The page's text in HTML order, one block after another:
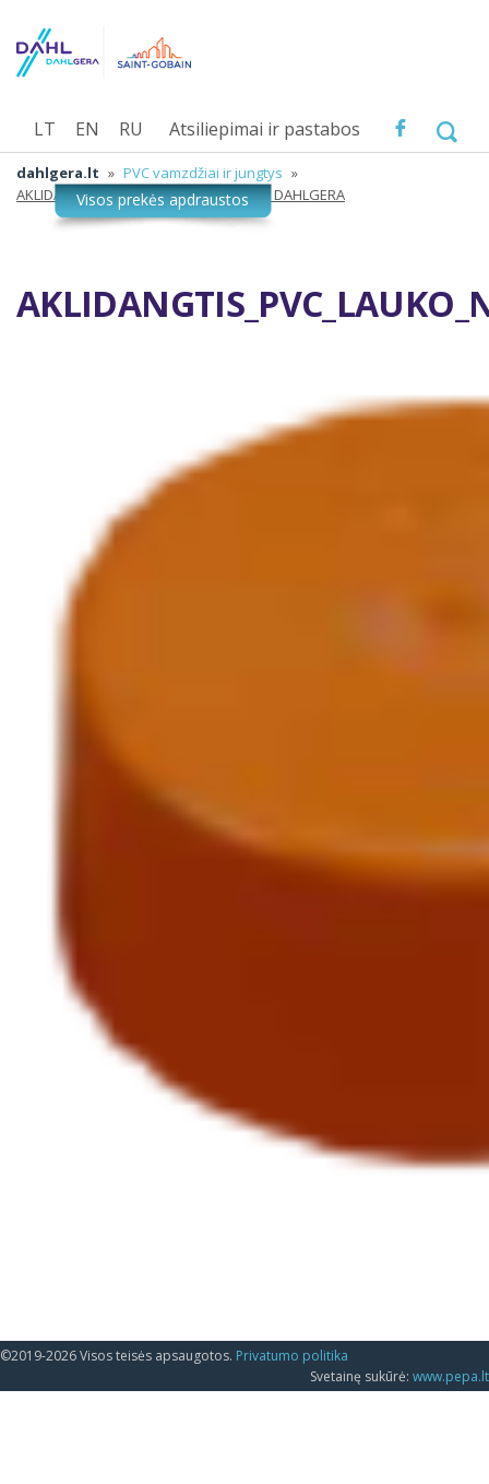
Atsiliepimai ir pastabos
LT EN RU
dahlgera.lt » PVC vamzdžiai ir jungtys »
AKLIDANGTIS_PVC_LAUKO_NUOTEKOS_DAHLGERA
©2019-2026 Visos teisės apsaugotos. Privatumo politika
Svetainę sukūrė: www.pepa.lt